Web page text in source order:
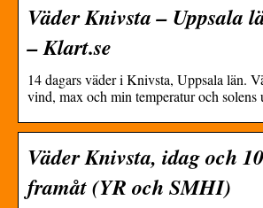
Väder Knivsta – Uppsala
– Klart.se
14 dagars väder i Knivsta, Uppsala län.
vind, max och min temperatur och solens
Väder Knivsta, idag och
framåt (YR och SMHI)